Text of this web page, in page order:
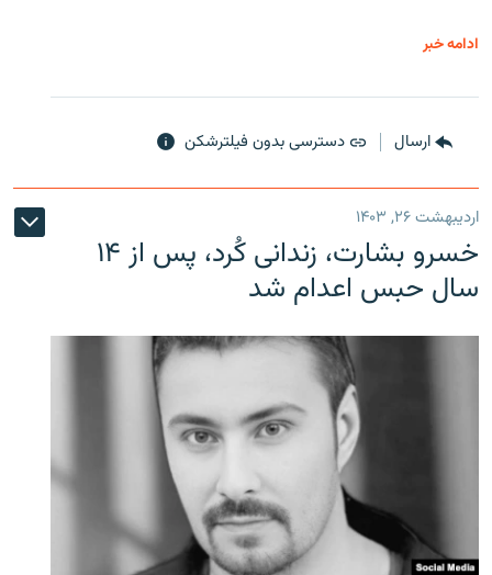
ادامه خبر
ارسال دسترسی بدون فیلترشکن
اردیبهشت ۲۶, ۱۴۰۳
خسرو بشارت، زندانی کُرد، پس از ۱۴
سال حبس اعدام شد